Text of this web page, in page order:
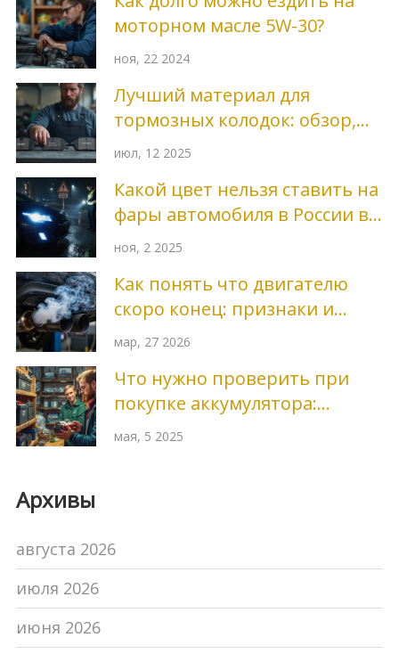
моторном масле 5W-30?
ноя, 22 2024
Лучший материал для
тормозных колодок: обзор,
сравнение, советы выбора
июл, 12 2025
Какой цвет нельзя ставить на
фары автомобиля в России в
2025 году
ноя, 2 2025
Как понять что двигателю
скоро конец: признаки и
диагностика
мар, 27 2026
Что нужно проверить при
покупке аккумулятора:
главные нюансы выбора
мая, 5 2025
Архивы
августа 2026
июля 2026
июня 2026